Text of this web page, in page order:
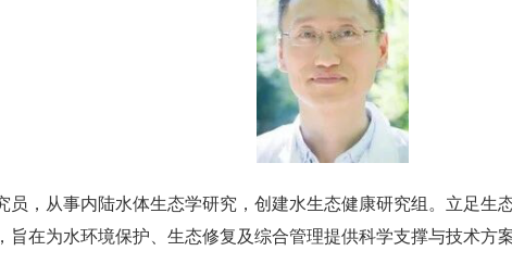
员，从事内陆水体生态学研究，创建水生态健康研究组。立足生
在为水环境保护、生态修复及综合管理提供科学支撑与技术方案